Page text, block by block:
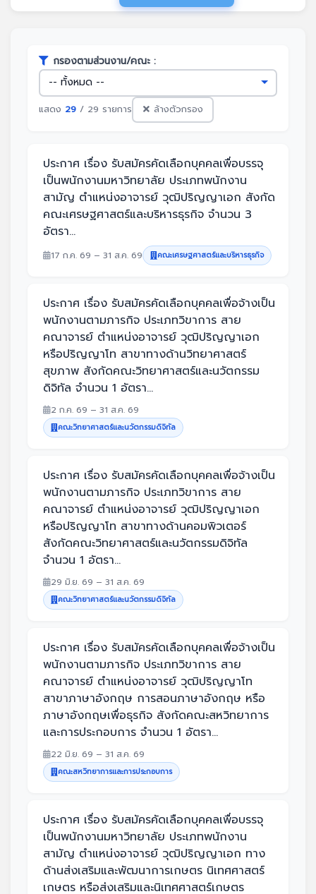
กรองตามส่วนงาน/คณะ :
แสดง 29 / 29 รายการ ล้างตัวกรอง
ประกาศ เรื่อง รับสมัครคัดเลือกบุคคลเพื่อบรรจุ
เป็นพนักงานมหาวิทยาลัย ประเภทพนักงาน
สามัญ ตำแหน่งอาจารย์ วุฒิปริญญาเอก สังกัด
คณะเศรษฐศาสตร์และบริหารธุรกิจ จำนวน 3
อัตรา...
17 ก.ค. 69 – 31 ส.ค. 69 คณะเศรษฐศาสตร์และบริหารธุรกิจ
ประกาศ เรื่อง รับสมัครคัดเลือกบุคคลเพื่อจ้างเป็น
พนักงานตามภารกิจ ประเภทวิขาการ สาย
คณาจารย์ ตำแหน่งอาจารย์ วุฒิปริญญาเอก
หรือปริญญาโท สาขาทางด้านวิทยาศาสตร์
สุขภาพ สังกัดคณะวิทยาศาสตร์และนวัตกรรม
ดิจิทัล จำนวน 1 อัตรา...
2 ก.ค. 69 – 31 ส.ค. 69
คณะวิทยาศาสตร์และนวัตกรรมดิจิทัล
ประกาศ เรื่อง รับสมัครคัดเลือกบุคคลเพื่อจ้างเป็น
พนักงานตามภารกิจ ประเภทวิขาการ สาย
คณาจารย์ ตำแหน่งอาจารย์ วุฒิปริญญาเอก
หรือปริญญาโท สาขาทางด้านคอมพิวเตอร์
สังกัดคณะวิทยาศาสตร์และนวัตกรรมดิจิทัล
จำนวน 1 อัตรา...
29 มิ.ย. 69 – 31 ส.ค. 69
คณะวิทยาศาสตร์และนวัตกรรมดิจิทัล
ประกาศ เรื่อง รับสมัครคัดเลือกบุคคลเพื่อจ้างเป็น
พนักงานตามภารกิจ ประเภทวิขาการ สาย
คณาจารย์ ตำแหน่งอาจารย์ วุฒิปริญญาโท
สาขาภาษาอังกฤษ การสอนภาษาอังกฤษ หรือ
ภาษาอังกฤษเพื่อธุรกิจ สังกัดคณะสหวิทยาการ
และการประกอบการ จำนวน 1 อัตรา...
22 มิ.ย. 69 – 31 ส.ค. 69
คณะสหวิทยาการและการประกอบการ
ประกาศ เรื่อง รับสมัครคัดเลือกบุคคลเพื่อบรรจุ
เป็นพนักงานมหาวิทยาลัย ประเภทพนักงาน
สามัญ ตำแหน่งอาจารย์ วุฒิปริญญาเอก ทาง
ด้านส่งเสริมและพัฒนาการเกษตร นิเทศศาสตร์
เกษตร หรือส่งเสริมและนิเทศศาสตร์เกษตร